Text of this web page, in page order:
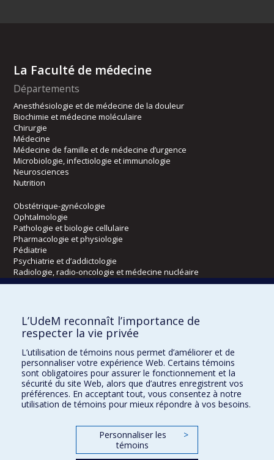
La Faculté de médecine
Départements
Anesthésiologie et de médecine de la douleur
Biochimie et médecine moléculaire
Chirurgie
Médecine
Médecine de famille et de médecine d’urgence
Microbiologie, infectiologie et immunologie
Neurosciences
Nutrition
Obstétrique-gynécologie
Ophtalmologie
Pathologie et biologie cellulaire
Pharmacologie et physiologie
Pédiatrie
Psychiatrie et d’addictologie
Radiologie, radio-oncologie et médecine nucléaire
Kinésiologie et des sciences de l’activité physique
Orthophonie et audiologie
Réadaptation
Directions
DPC
CPASS
L’UdeM reconnaît l’importance de
respecter la vie privée
L’utilisation de témoins nous permet d’améliorer et de
personnaliser votre expérience Web. Certains témoins
sont obligatoires pour assurer le fonctionnement et la
sécurité du site Web, alors que d’autres enregistrent vos
préférences. En acceptant tout, vous consentez à notre
utilisation de témoins pour mieux répondre à vos besoins.
Personnaliser les
témoins
>